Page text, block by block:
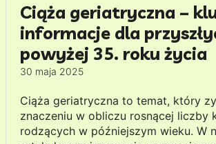
Ciąża geriatryczna –
informacje dla
powyżej 35. roku życia
30 maja 2025
Ciąża geriatryczna to temat, który
znaczeniu w obliczu rosnącej liczby
rodzących w późniejszym wieku. W